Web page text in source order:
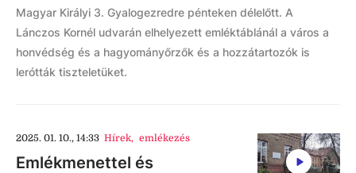
Magyar Királyi 3. Gyalogezredre pénteken délelőtt. A
Lánczos Kornél udvarán elhelyezett emléktáblánál a város a
honvédség és a hagyományőrzők és a hozzátartozók is
lerótták tiszteletüket.
2025. 01. 10., 14:33 Hírek, emlékezés
Emlékmenettel és